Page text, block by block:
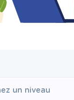
un niveau